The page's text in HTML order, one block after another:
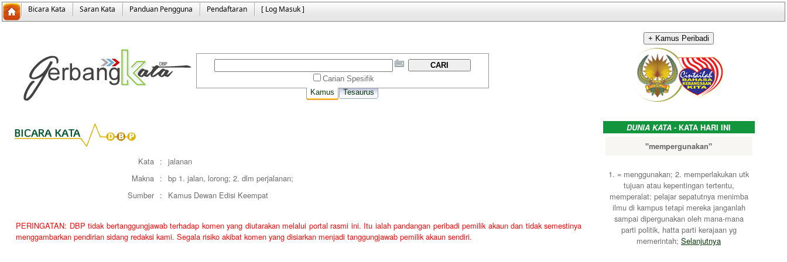
Bicara Kata Saran Kata Panduan Pengguna Pendaftaran [ Log Masuk ]
Carian Spesifik
Tesaurus
Kamus
Kata : jalanan
Makna : bp 1. jalan, lorong; 2. dlm per­jalanan;
Sumber : Kamus Dewan Edisi Keempat
PERINGATAN: DBP tidak bertanggungjawab terhadap komen yang diutarakan melalui portal rasmi ini. Itu ialah pandangan peribadi pemilik akaun dan tidak semestinya
menggambarkan pendirian sidang redaksi kami. Segala risiko akibat komen yang disiarkan menjadi tanggungjawab pemilik akaun sendiri.
DUNIA KATA - KATA HARI INI
"mempergunakan"
1. = menggunakan; 2. memperlakukan utk
tujuan atau kepentingan tertentu,
memperalat: pelajar sepatutnya menimba
ilmu di kampus tetapi mereka janganlah
sampai dipergunakan oleh mana-mana
parti politik, hatta parti kerajaan yg
memerintah; Selanjutnya